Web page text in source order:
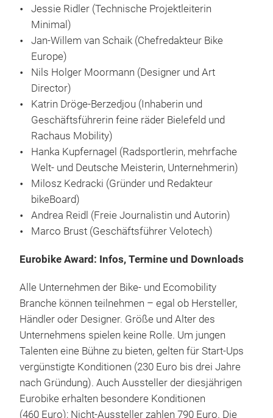
Jessie Ridler (Technische Projektleiterin
Minimal)
Jan-Willem van Schaik (Chefredakteur Bike
Europe)
Nils Holger Moormann (Designer und Art
Director)
Katrin Dröge-Berzedjou (Inhaberin und
Geschäftsführerin feine räder Bielefeld und
Rachaus Mobility)
Hanka Kupfernagel (Radsportlerin, mehrfache
Welt- und Deutsche Meisterin, Unternehmerin)
Milosz Kedracki (Gründer und Redakteur
bikeBoard)
Andrea Reidl (Freie Journalistin und Autorin)
Marco Brust (Geschäftsführer Velotech)
Eurobike Award: Infos, Termine und Downloads
Alle Unternehmen der Bike- und Ecomobility
Branche können teilnehmen – egal ob Hersteller,
Händler oder Designer. Größe und Alter des
Unternehmens spielen keine Rolle. Um jungen
Talenten eine Bühne zu bieten, gelten für Start-Ups
vergünstigte Konditionen (230 Euro bis drei Jahre
nach Gründung). Auch Aussteller der diesjährigen
Eurobike erhalten besondere Konditionen
(460 Euro); Nicht-Aussteller zahlen 790 Euro. Die